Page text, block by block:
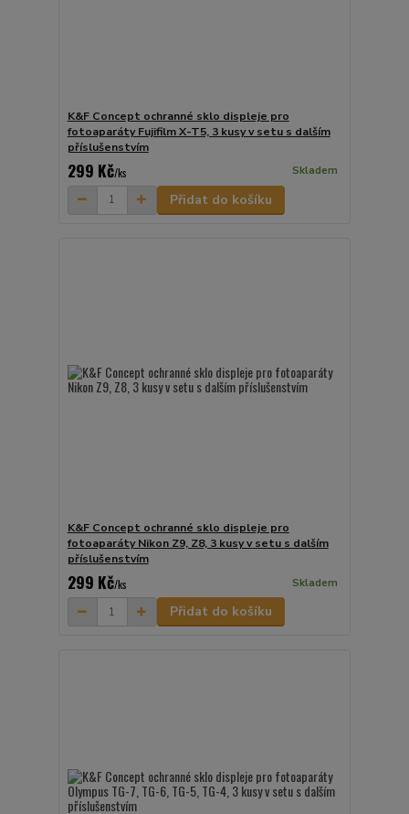
K&F Concept ochranné sklo displeje pro
fotoaparáty Fujifilm X-T5, 3 kusy v setu s dalším
příslušenstvím
299 Kč/ks Skladem
Přidat do košíku
K&F Concept ochranné sklo displeje pro
fotoaparáty Nikon Z9, Z8, 3 kusy v setu s dalším
příslušenstvím
299 Kč/ks Skladem
Přidat do košíku